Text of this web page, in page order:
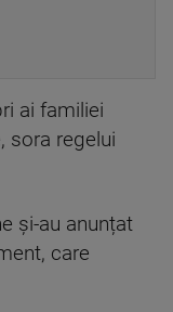
ai familiei
sora regelui
și-au anunțat
care